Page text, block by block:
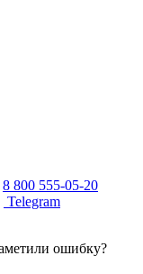
8 800 555-05-20
Telegram
ошибку?